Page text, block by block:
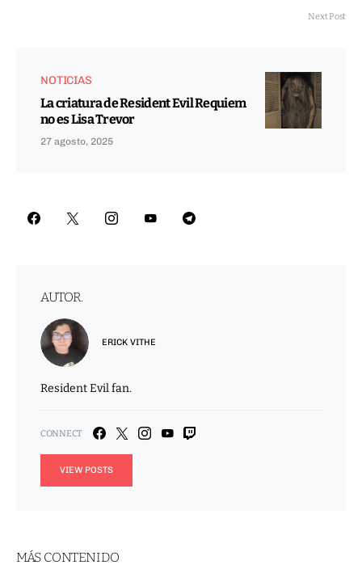
Next Post
NOTICIAS
La criatura de Resident Evil Requiem
no es Lisa Trevor
27 agosto, 2025
AUTOR.
ERICK VITHE
Resident Evil fan.
VIEW POSTS
MÁS CONTENIDO